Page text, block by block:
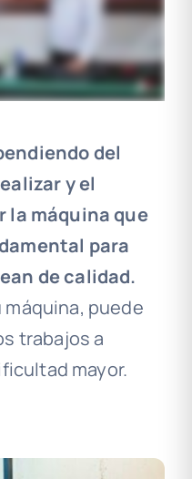
del
y el
la máquina que
para
de calidad.
puede
trabajos a
mayor.